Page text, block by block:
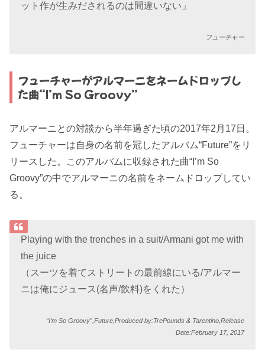
ット作が生みだされるのは間違いない」
フューチャー
フューチャーがアルマーニをネームドロップし
た曲“I’m So Groovy”
アルマーニとの対談から半年過ぎた頃の2017年2月17日。
フューチャーは自身の名前を冠したアルバム“Future”をリ
リースした。このアルバムに収録された曲“I’m So
Groovy”の中でアルマーニの名前をネームドロップしてい
る。
Playing with the trenches in a suit/Armani got me with
the juice
（スーツを着てストリートの最前線にいる/アルマー
ニは俺にジュース(名声/飲料)をくれた）
“I’m So Groovy”,Future,Produced by:TrePounds & Tarentino,Release
Date:February 17, 2017